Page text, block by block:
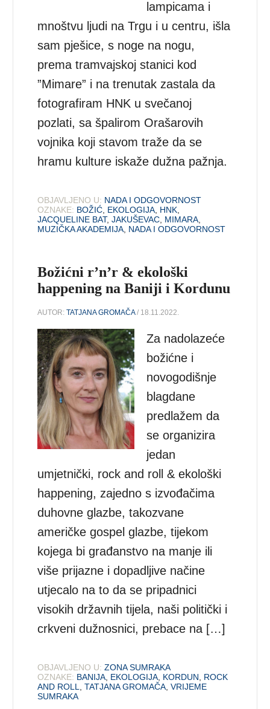
lampicama i
mnoštvu ljudi na Trgu i u centru, išla
sam pješice, s noge na nogu,
prema tramvajskoj stanici kod
”Mimare” i na trenutak zastala da
fotografiram HNK u svečanoj
pozlati, sa špalirom Orašarovih
vojnika koji stavom traže da se
hramu kulture iskaže dužna pažnja.
OBJAVLJENO U: NADA I ODGOVORNOST
OZNAKE: BOŽIĆ EKOLOGIJA HNK
JACQUELINE BAT,JAKUŠEVAC MIMARA
MUZIČKA AKADEMIJA NADA I ODGOVORNOST
Božićni r’n’r & ekološki
happening na Baniji i Kordunu
AUTOR:TATJANA GROMAČA/ 18.11.2022.
Za nadolazeće
božićne i
novogodišnje
blagdane
predlažem da
se organizira
jedan
umjetnički, rock and roll & ekološki
happening, zajedno s izvođačima
duhovne glazbe, takozvane
američke gospel glazbe, tijekom
kojega bi građanstvo na manje ili
više prijazne i dopadljive načine
utjecalo na to da se pripadnici
visokih državnih tijela, naši politički i
crkveni dužnosnici, prebace na […]
OBJAVLJENO U: ZONA SUMRAKA
OZNAKE: BANIJA, EKOLOGIJA, KORDUN, ROCK
AND ROLL,TATJANA GROMAČA,VRIJEME
SUMRAKA